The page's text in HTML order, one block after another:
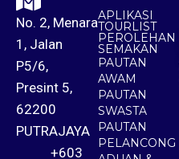
No. 2, Menara
1, Jalan
P5/6,
Presint 5,
62200
PUTRAJAYA
+603
APLIKASI
TOURLIST
PEROLEHAN
SEMAKAN
PAUTAN
AWAM
PAUTAN
SWASTA
PAUTAN
PELANCONG